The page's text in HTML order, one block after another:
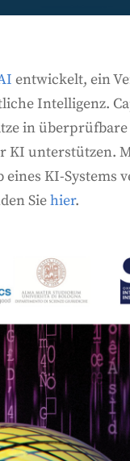
entwickelt, ein
Intelligenz.
in
KI unterstützen.
KI-Systems
Siehier.